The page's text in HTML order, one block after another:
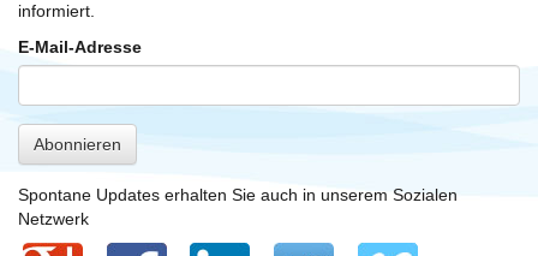
informiert.
E-Mail-Adresse
Abonnieren
Spontane Updates erhalten Sie auch in unserem Sozialen
Netzwerk